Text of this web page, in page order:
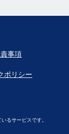
事項
ポリシー
るサービスです。